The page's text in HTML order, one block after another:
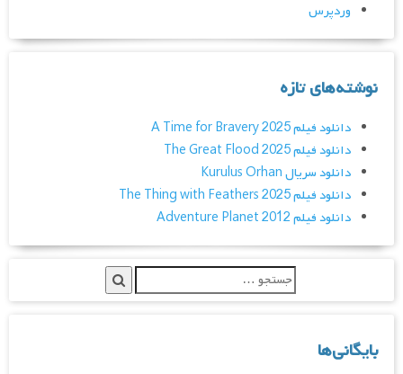
وردپرس
نوشته‌های تازه
دانلود فیلم A Time for Bravery 2025
دانلود فیلم The Great Flood 2025
دانلود سریال Kurulus Orhan
دانلود فیلم The Thing with Feathers 2025
دانلود فیلم Adventure Planet 2012
بایگانی‌ها